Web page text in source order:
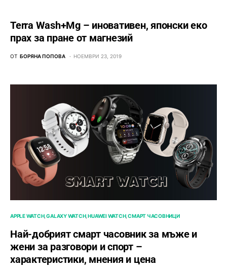
Terra Wash+Mg – иновативен, японски еко
прах за пране от магнезий
ОТ БОРЯНА ПОПОВА НОЕМВРИ 23, 2019
APPLE WATCH GALAXY WATCH HUAWEI WATCH СМАРТ ЧАСОВНИЦИ
Най-добрият смарт часовник за мъже и
жени за разговори и спорт –
характеристики, мнения и цена